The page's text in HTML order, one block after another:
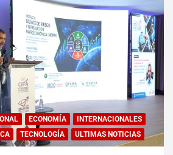
ECONOMÍA
INTERNACIONALES
TECNOLOGÍA ULTIMAS NOTICIAS